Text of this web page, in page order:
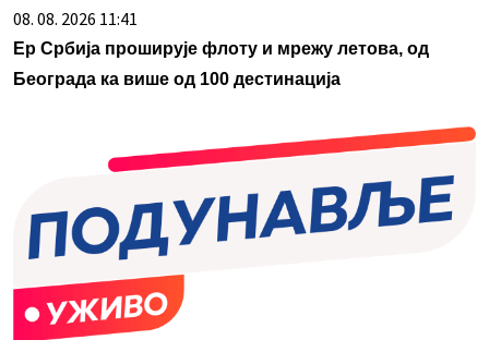
08. 08. 2026 11:41
Ер Србија проширује флоту и мрежу летова, од
Београда ка више од 100 дестинација